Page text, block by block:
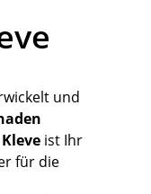
und
ist Ihr
für die